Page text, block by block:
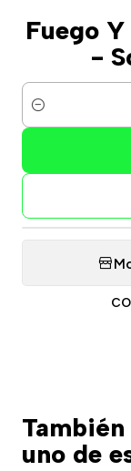
Fuego
-
Cantidad
uno de